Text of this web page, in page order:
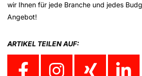
wir Ihnen für jede Branche und jedes
Angebot!
ARTIKEL TEILEN AUF: